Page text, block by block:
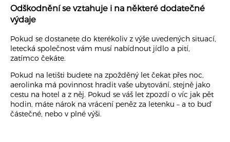
Odškodnění se vztahuje i na některé dodatečné
výdaje
Pokud se dostanete do kterékoliv z výše uvedených situací,
letecká společnost vám musí nabídnout jídlo a pití,
zatímco čekáte.
Pokud na letišti budete na zpožděný let čekat přes noc,
aerolinka má povinnost hradit vaše ubytování, stejně jako
cestu na hotel a z něj. Pokud se váš let zpozdí o víc jak pět
hodin, máte nárok na vrácení peněz za letenku – a to buď
částečné, nebo v plné výši.